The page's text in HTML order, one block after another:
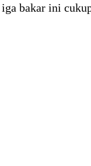
bakar ini